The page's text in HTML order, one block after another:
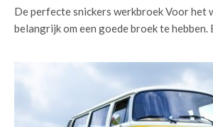
De perfecte snickers werkbroek Voor het
belangrijk om een goede broek te hebben.